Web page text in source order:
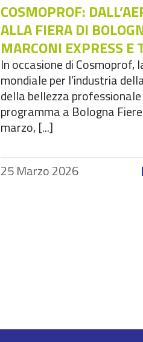
COSMOPROF:
ALLA FIERA DI
MARCONI EXPRESS E
In occasione di Cosmoprof,
mondiale per l’industria
della bellezza professionale
programma a Bologna
marzo, [...]
25 Marzo 2026